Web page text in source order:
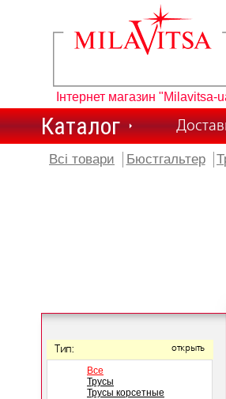
Інтернет магазин "Milavitsa-
Каталог
Всі товари Бюстгальтер
Тип: открыть
Все
Трусы
Трусы корсетные